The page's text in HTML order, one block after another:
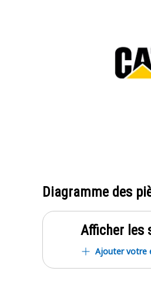
Diagramme des
Afficher les
Ajouter votre